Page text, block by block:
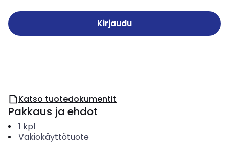
Kirjaudu
Katso tuotedokumentit
Pakkaus ja ehdot
1 kpl
Vakiokäyttötuote